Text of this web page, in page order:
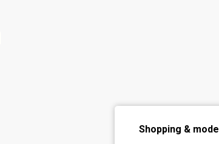
Shopping & mode